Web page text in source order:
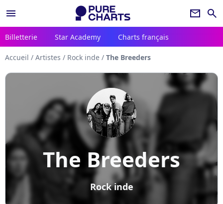
menu newsletter search
Billetterie Star Academy Charts français
Accueil / Artistes / Rock inde / The Breeders
The Breeders
Rock inde